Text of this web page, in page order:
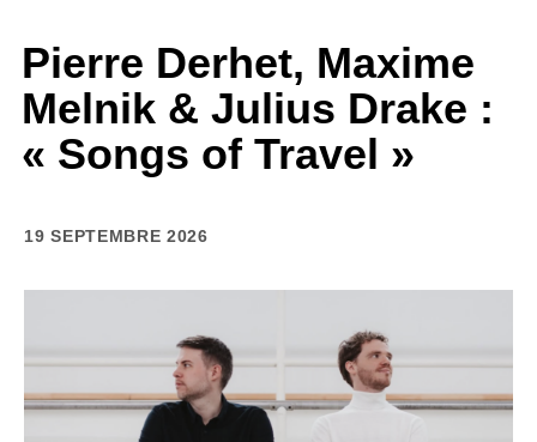
Pierre Derhet, Maxime
Melnik & Julius Drake :
« Songs of Travel »
19 SEPTEMBRE 2026